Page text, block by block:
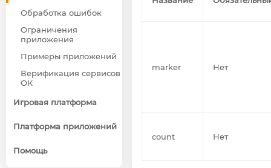
Обработка ошибок
Ограничения
приложения
Примеры приложений
Верификация сервисов
ОК
Игровая платформа
Платформа приложений
Помощь
marker Нет
count Нет